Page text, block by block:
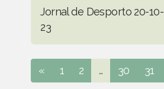
Jornal de Desporto 20-10-
23
« 1 2 ... 30 31